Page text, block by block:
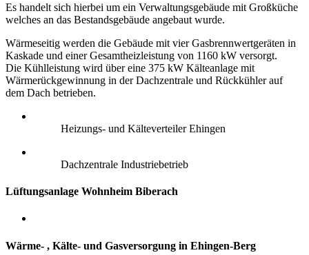
Es handelt sich hierbei um ein Verwaltungsgebäude mit Großküche
welches an das Bestandsgebäude angebaut wurde.
Wärmeseitig werden die Gebäude mit vier Gasbrennwertgeräten in
Kaskade und einer Gesamtheizleistung von 1160 kW versorgt.
Die Kühlleistung wird über eine 375 kW Kälteanlage mit
Wärmerückgewinnung in der Dachzentrale und Rückkühler auf
dem Dach betrieben.
Heizungs- und Kälteverteiler Ehingen
Dachzentrale Industriebetrieb
Lüftungsanlage Wohnheim Biberach
Wärme- , Kälte- und Gasversorgung in Ehingen-Berg